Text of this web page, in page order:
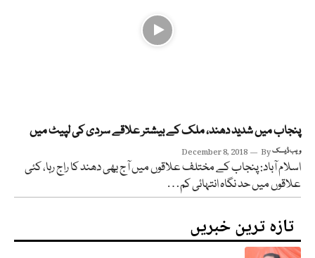
پنجاب میں شدید دھند، ملک کے بیشتر علاقے سردی کی لپیٹ میں
December 8, 2018 Byویب ڈیسک
اسلام آباد: پنجاب کے مختلف علاقوں میں آج بھی دھند کا راج رہا، کئی
علاقوں میں حد نگاہ انتہائی کم…
تازہ ترین خبریں